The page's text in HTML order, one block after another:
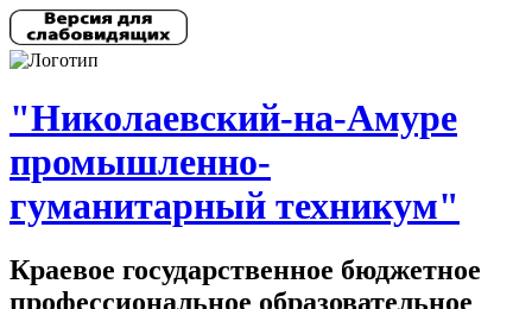
"Николаевский-на-Амуре
промышленно-
гуманитарный техникум"
Краевое государственное бюджетное
профессиональное образовательное